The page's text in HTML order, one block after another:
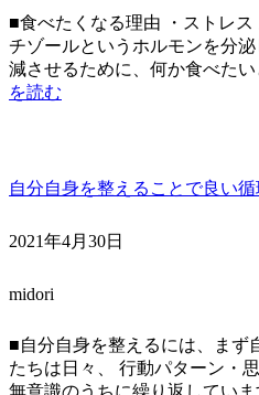
■食べたくなる理由 ・ストレ
チゾールというホルモンを分
減させるために、何か食べた
を読む
自分自身を整えることで良い
2021年4月30日
midori
■自分自身を整えるには、まず
たちは日々、 行動パターン・
無意識のうちに繰り返していま